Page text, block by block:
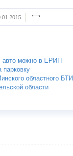
авто можно в ЕРИП
областного БТИ
области